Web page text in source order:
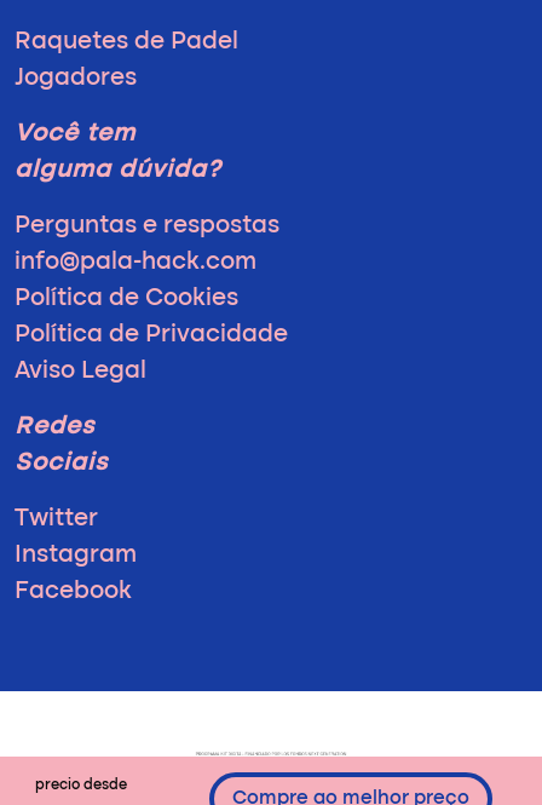
precio desde
Compre ao melhor preço
Raquetes de Padel
Jogadores
Você tem
alguma dúvida?
Perguntas e respostas
info@pala-hack.com
Política de Cookies
Política de Privacidade
Aviso Legal
Redes
Sociais
Twitter
Instagram
Facebook